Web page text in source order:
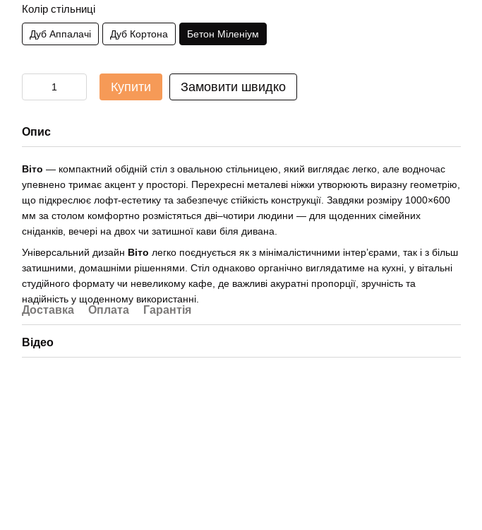
Колір стільниці
Дуб Аппалачі Дуб Кортона Бетон Міленіум
Купити Замовити швидко
Опис
Віто — компактний обідній стіл з овальною стільницею, який виглядає легко, але водночас
упевнено тримає акцент у просторі. Перехресні металеві ніжки утворюють виразну геометрію,
що підкреслює лофт-естетику та забезпечує стійкість конструкції. Завдяки розміру 1000×600
мм за столом комфортно розмістяться дві–чотири людини — для щоденних сімейних
сніданків, вечері на двох чи затишної кави біля дивана.
Універсальний дизайн Віто легко поєднується як з мінімалістичними інтер’єрами, так і з більш
затишними, домашніми рішеннями. Стіл однаково органічно виглядатиме на кухні, у вітальні
студійного формату чи невеликому кафе, де важливі акуратні пропорції, зручність та
надійність у щоденному використанні.
Доставка Оплата Гарантія
Відео